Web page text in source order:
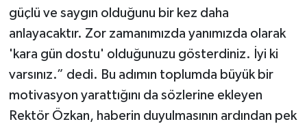
güçlü ve saygın olduğunu bir kez daha
anlayacaktır. Zor zamanımızda yanımızda olarak
'kara gün dostu' olduğunuzu gösterdiniz. İyi ki
varsınız.” dedi. Bu adımın toplumda büyük bir
motivasyon yarattığını da sözlerine ekleyen
Rektör Özkan, haberin duyulmasının ardından pek